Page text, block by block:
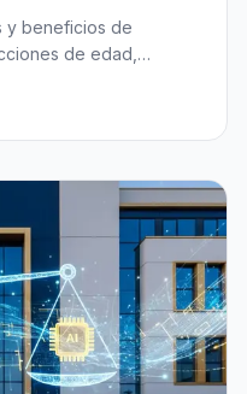
y beneficios de
de edad,
padres y